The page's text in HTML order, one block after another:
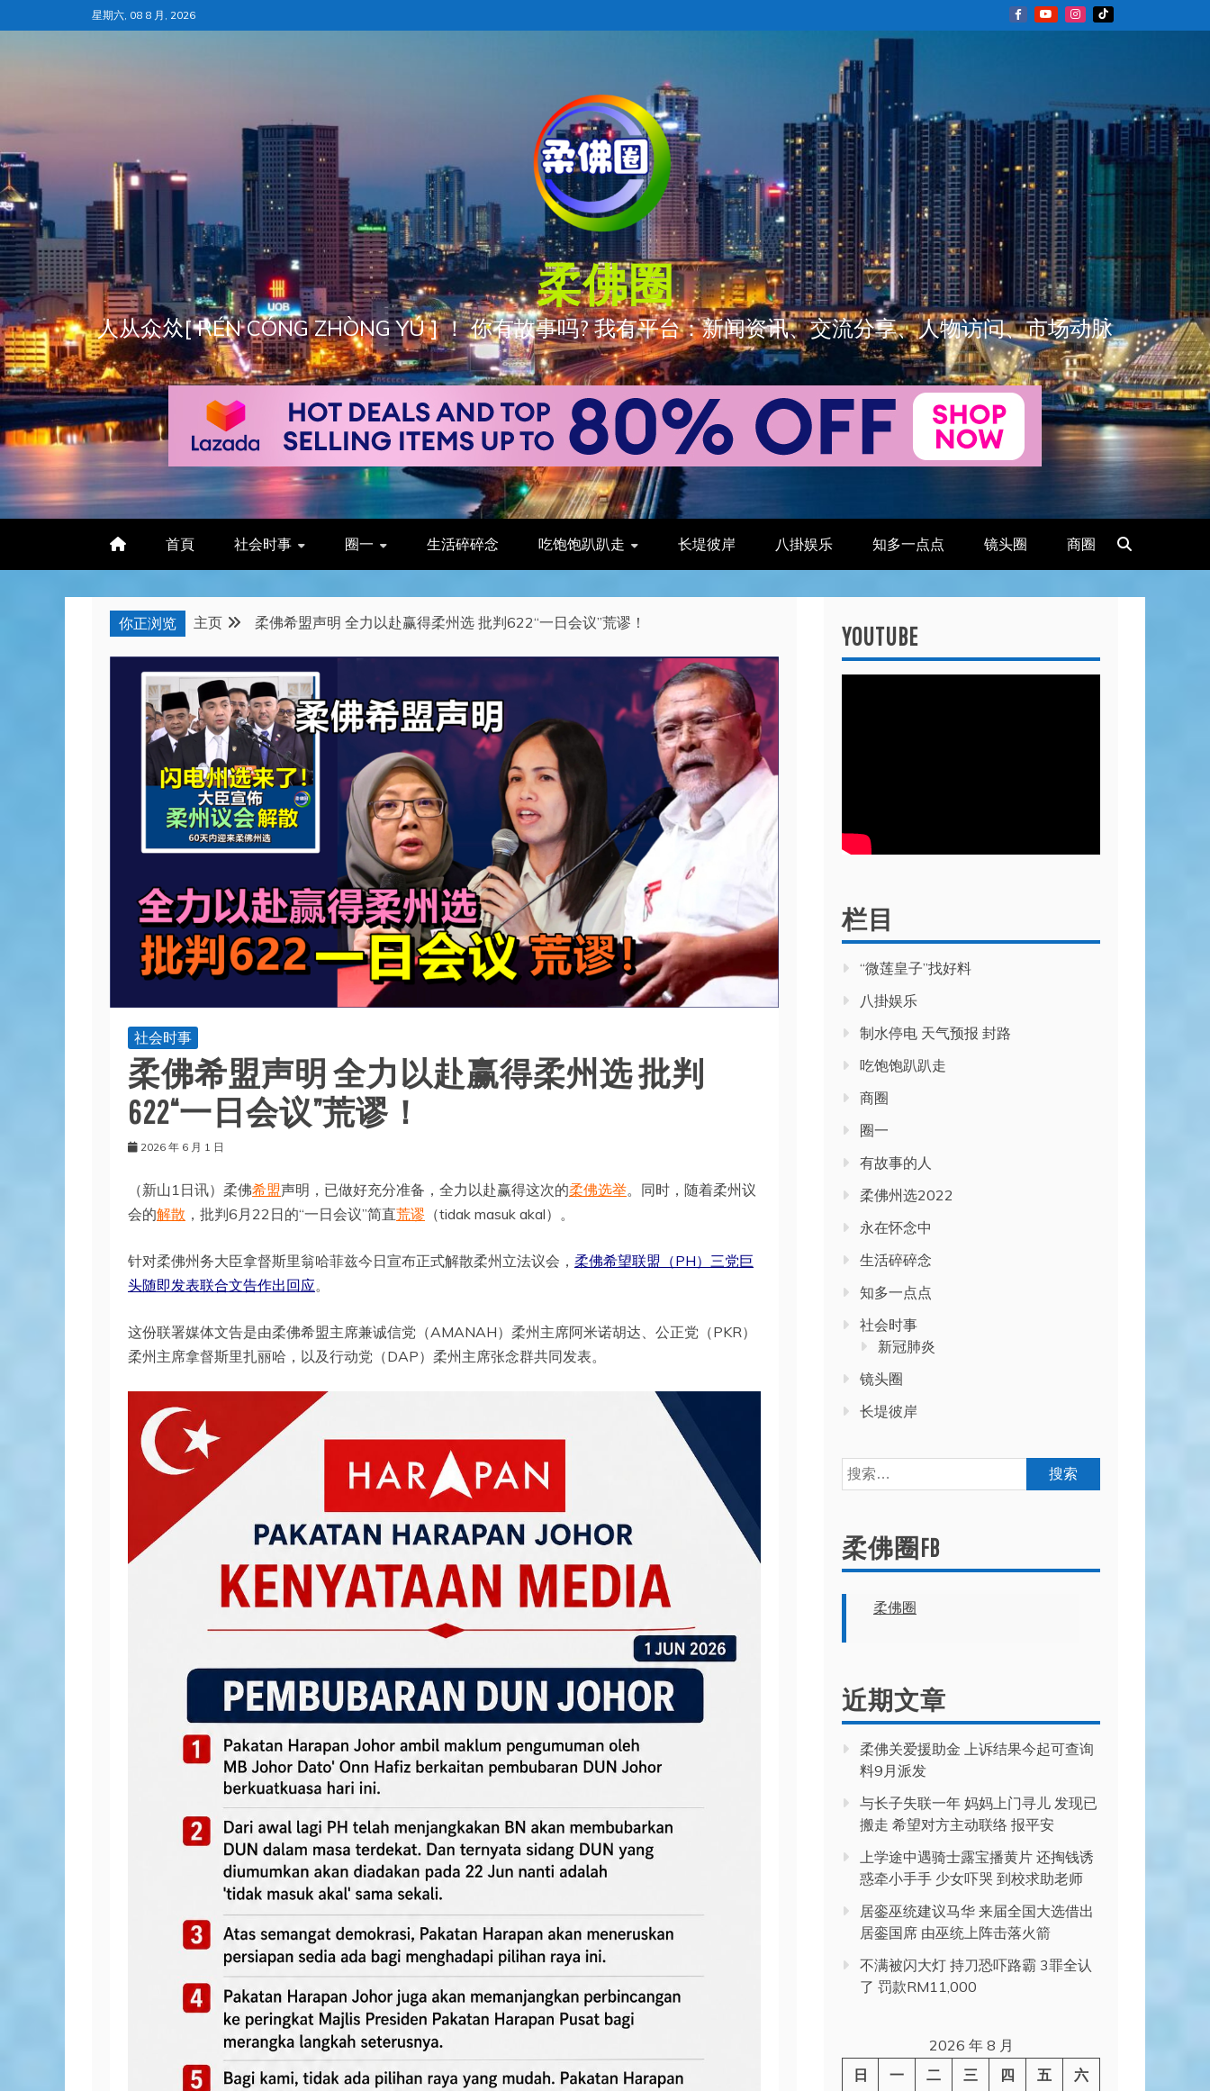
至
星期六, 08 8 月, 2026
柔佛圈
人从众𠈌[ RÉN CÓNG ZHÒNG YÚ ] ！ 你有故事吗? 我有平台：新闻资讯、交流分享、人物访问、市场动脉
首頁 社会时事 圈一 生活碎碎念 吃饱饱趴趴走 长堤彼岸 八掛娱乐 知多一点点 镜头圈 商圈
你正浏览 主页 柔佛希盟声明 全力以赴赢得柔州选 批判622“一日会议”荒谬！
社会时事
柔佛希盟声明 全力以赴赢得柔州选 批判
622“一日会议”荒谬！
2026 年 6 月 1 日
（新山1日讯）柔佛希盟声明，已做好充分准备，全力以赴赢得这次的柔佛选举。同时，随着柔州议
会的解散 ，批判6月22日的“一日会议”简直荒谬 （tidak masuk akal）。
针对柔佛州务大臣拿督斯里翁哈菲兹今日宣布正式解散柔州立法议会， 柔佛希望联盟（PH）三党巨
头随即发表联合文告作出回应。
这份联署媒体文告是由柔佛希盟主席兼诚信党（AMANAH）柔州主席阿米诺胡达、公正党（PKR）
柔州主席拿督斯里扎丽哈，以及行动党（DAP）柔州主席张念群共同发表。
YOUTUBE
栏目
“微莲皇子”找好料
八掛娱乐
制水停电 天气预报 封路
吃饱饱趴趴走
商圈
圈一
有故事的人
柔佛州选2022
永在怀念中
生活碎碎念
知多一点点
社会时事
新冠肺炎
镜头圈
长堤彼岸
搜
索：
柔佛圈FB
柔佛圈
近期文章
柔佛关爱援助金 上诉结果今起可查询
料9月派发
与长子失联一年 妈妈上门寻儿 发现已
搬走 希望对方主动联络 报平安
上学途中遇骑士露宝播黄片 还掏钱诱
惑牵小手手 少女吓哭 到校求助老师
居銮巫统建议马华 来届全国大选借出
居銮国席 由巫统上阵击落火箭
不满被闪大灯 持刀恐吓路霸 3罪全认
了 罚款RM11,000
2026 年 8 月
日
一 二 三 四 五
六